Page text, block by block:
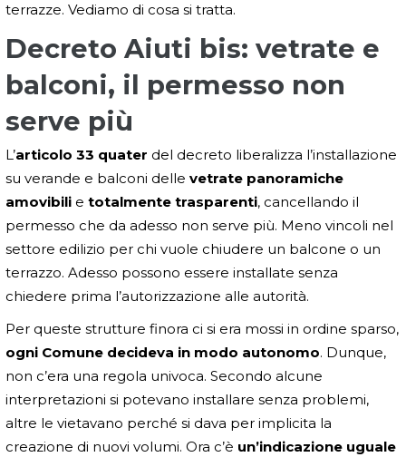
terrazze. Vediamo di cosa si tratta.
Decreto Aiuti bis: vetrate e
balconi, il permesso non
serve più
L’articolo 33 quater del decreto liberalizza l’installazione
su verande e balconi delle vetrate panoramiche
amovibili e totalmente trasparenti, cancellando il
permesso che da adesso non serve più. Meno vincoli nel
settore edilizio per chi vuole chiudere un balcone o un
terrazzo. Adesso possono essere installate senza
chiedere prima l’autorizzazione alle autorità.
Per queste strutture finora ci si era mossi in ordine sparso,
ogni Comune decideva in modo autonomo. Dunque,
non c’era una regola univoca. Secondo alcune
interpretazioni si potevano installare senza problemi,
altre le vietavano perché si dava per implicita la
creazione di nuovi volumi. Ora c’è un’indicazione uguale